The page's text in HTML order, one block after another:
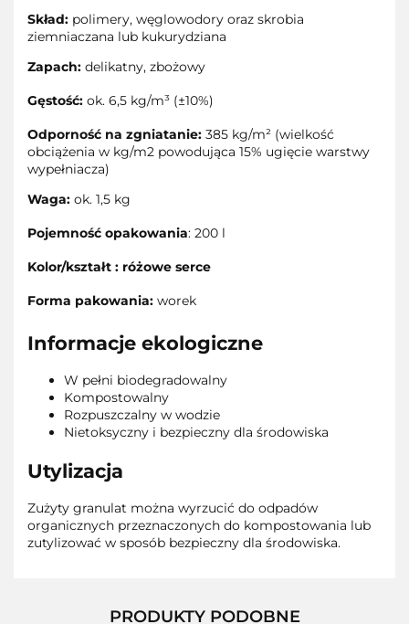
Skład: polimery, węglowodory oraz skrobia
ziemniaczana lub kukurydziana
Zapach: delikatny, zbożowy
Gęstość: ok. 6,5 kg/m³ (±10%)
Odporność na zgniatanie: 385 kg/m² (wielkość
obciążenia w kg/m2 powodująca 15% ugięcie warstwy
wypełniacza)
Waga: ok. 1,5 kg
Pojemność opakowania: 200 l
Kolor/kształt : różowe serce
Forma pakowania: worek
Informacje ekologiczne
W pełni biodegradowalny
Kompostowalny
Rozpuszczalny w wodzie
Nietoksyczny i bezpieczny dla środowiska
Utylizacja
Zużyty granulat można wyrzucić do odpadów
organicznych przeznaczonych do kompostowania lub
zutylizować w sposób bezpieczny dla środowiska.
PRODUKTY PODOBNE